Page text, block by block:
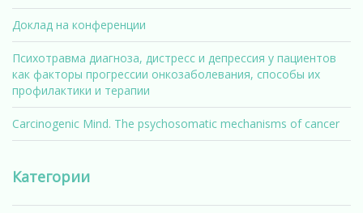
Доклад на конференции
Психотравма диагноза, дистресс и депрессия у пациентов
как факторы прогрессии онкозаболевания, способы их
профилактики и терапии
Carcinogenic Mind. The psychosomatic mechanisms of cancer
Категории